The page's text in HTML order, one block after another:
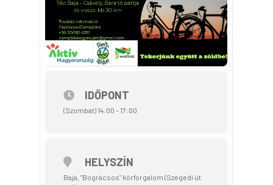
IDŐPONT
(Szombat) 14:00 - 17:00
HELYSZÍN
Baja, "Bográcsos" körforgalom (Szegedi út